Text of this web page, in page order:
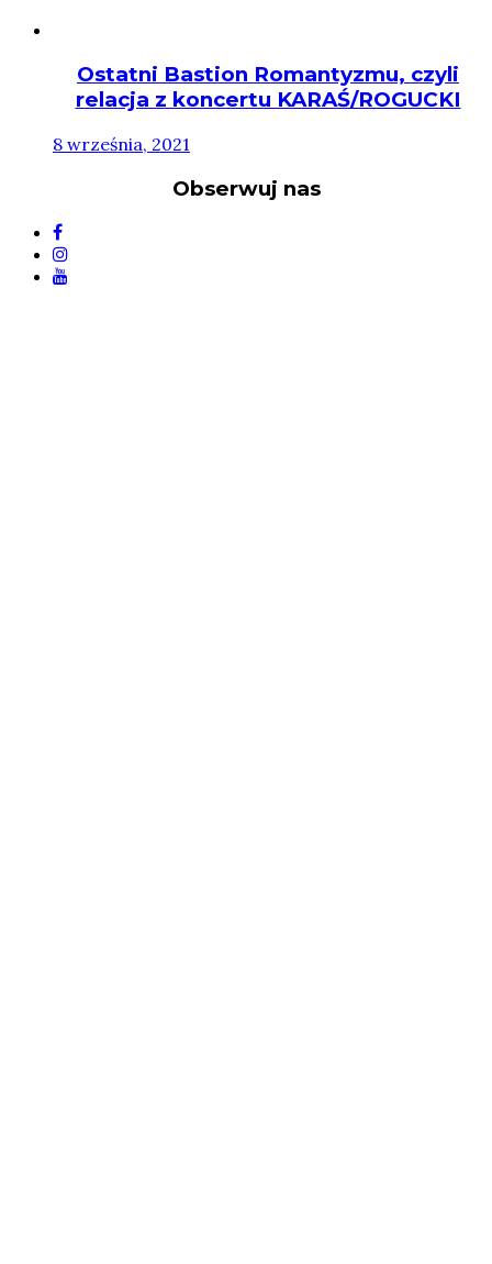
Ostatni Bastion Romantyzmu, czyli
relacja z koncertu KARAŚ/ROGUCKI
8 września, 2021
Obserwuj nas